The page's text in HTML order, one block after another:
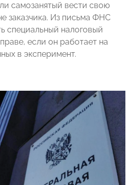
самозанятый вести свою
заказчика. Из письма ФНС
специальный налоговый
если он работает на
в эксперимент.